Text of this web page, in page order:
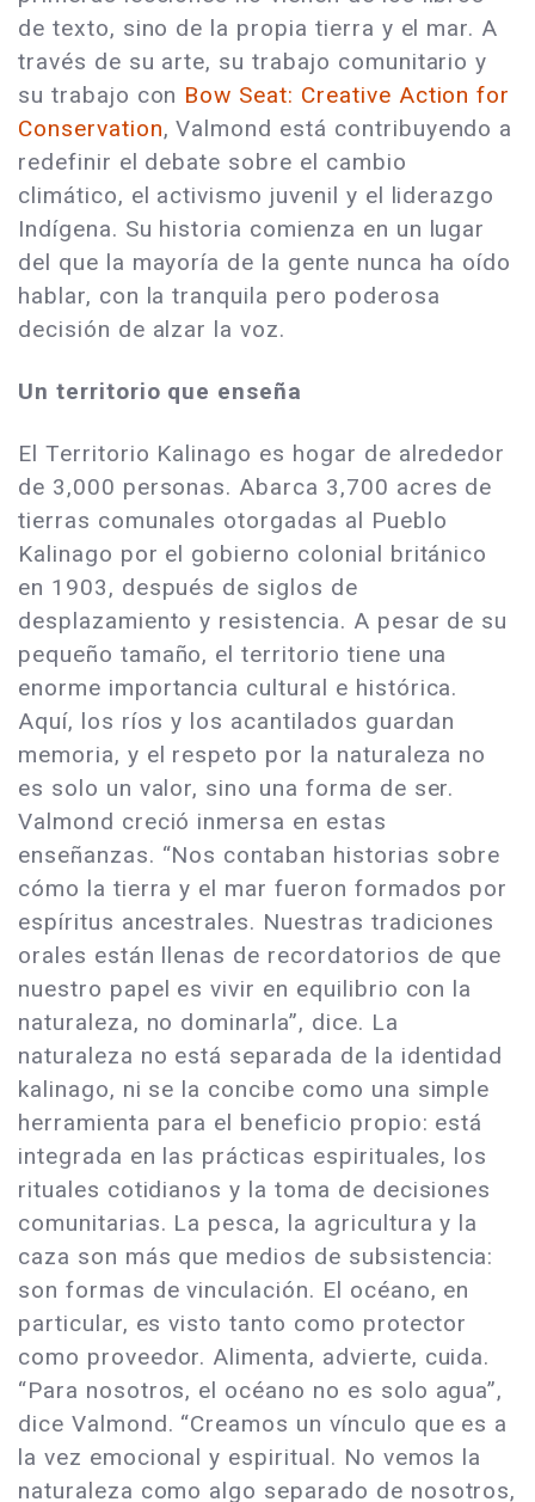
de texto, sino de la propia tierra y el mar. A
través de su arte, su trabajo comunitario y
su trabajo con Bow Seat: Creative Action for
Conservation, Valmond está contribuyendo a
redefinir el debate sobre el cambio
climático, el activismo juvenil y el liderazgo
Indígena. Su historia comienza en un lugar
del que la mayoría de la gente nunca ha oído
hablar, con la tranquila pero poderosa
decisión de alzar la voz.
Un territorio que enseña
El Territorio Kalinago es hogar de alrededor
de 3,000 personas. Abarca 3,700 acres de
tierras comunales otorgadas al Pueblo
Kalinago por el gobierno colonial británico
en 1903, después de siglos de
desplazamiento y resistencia. A pesar de su
pequeño tamaño, el territorio tiene una
enorme importancia cultural e histórica.
Aquí, los ríos y los acantilados guardan
memoria, y el respeto por la naturaleza no
es solo un valor, sino una forma de ser.
Valmond creció inmersa en estas
enseñanzas. “Nos contaban historias sobre
cómo la tierra y el mar fueron formados por
espíritus ancestrales. Nuestras tradiciones
orales están llenas de recordatorios de que
nuestro papel es vivir en equilibrio con la
naturaleza, no dominarla”, dice. La
naturaleza no está separada de la identidad
kalinago, ni se la concibe como una simple
herramienta para el beneficio propio: está
integrada en las prácticas espirituales, los
rituales cotidianos y la toma de decisiones
comunitarias. La pesca, la agricultura y la
caza son más que medios de subsistencia:
son formas de vinculación. El océano, en
particular, es visto tanto como protector
como proveedor. Alimenta, advierte, cuida.
“Para nosotros, el océano no es solo agua”,
dice Valmond. “Creamos un vínculo que es a
la vez emocional y espiritual. No vemos la
naturaleza como algo separado de nosotros,